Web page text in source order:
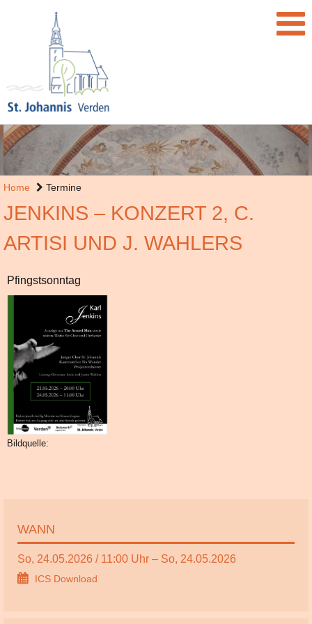
Home Termine
JENKINS – KONZERT 2, C.
ARTISI UND J. WAHLERS
Pfingstsonntag
Bildquelle:
WANN
So, 24.05.2026 / 11:00 Uhr – So, 24.05.2026
ICS Download